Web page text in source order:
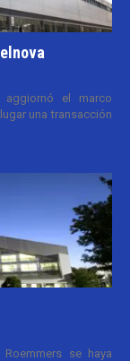
el marco
una transacción
se haya